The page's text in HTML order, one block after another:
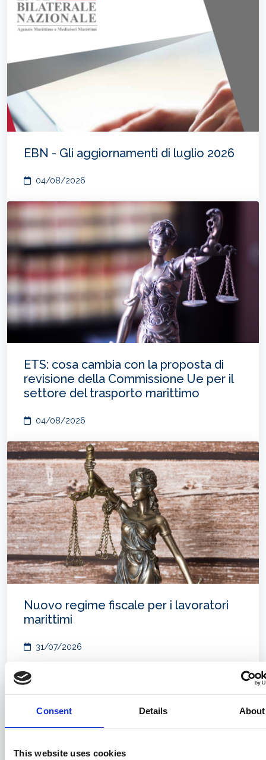
Consent Details About
This website uses cookies
EBN - Gli aggiornamenti di luglio 2026
04/08/2026
ETS: cosa cambia con la proposta di
revisione della Commissione Ue per il
settore del trasporto marittimo
04/08/2026
Nuovo regime fiscale per i lavoratori
marittimi
31/07/2026